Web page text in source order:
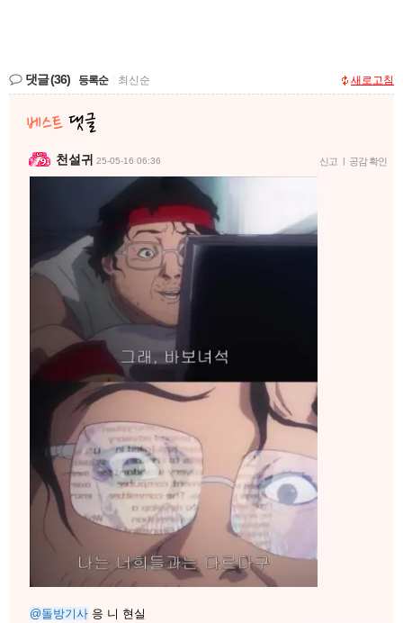
댓글(36) 등록순 최신순 새로고침
천설귀 25-05-16 06:36 신고 | 공감 확인
@돌방기사 응 니 현실